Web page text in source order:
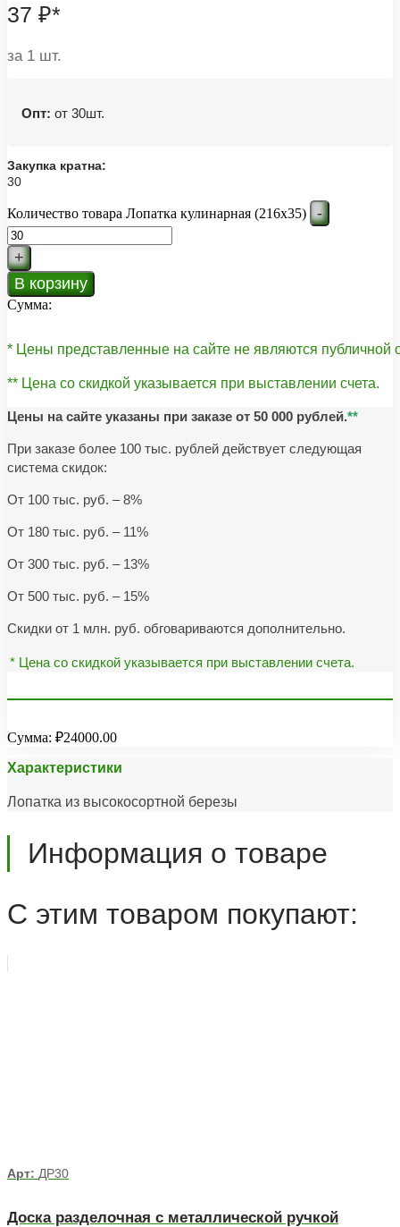
37 ₽*
за 1 шт.
Опт: от 30шт.
Закупка кратна:
30
Количество товара Лопатка кулинарная (216х35) -
+
В корзину
Сумма:
* Цены представленные на сайте не являются публичной
** Цена со скидкой указывается при выставлении счета.
Цены на сайте указаны при заказе от 50 000 рублей.**
При заказе более 100 тыс. рублей действует следующая
система скидок:
От 100 тыс. руб. – 8%
От 180 тыс. руб. – 11%
От 300 тыс. руб. – 13%
От 500 тыс. руб. – 15%
Скидки от 1 млн. руб. обговариваются дополнительно.
* Цена со скидкой указывается при выставлении счета.
Сумма: ₽24000.00
Характеристики
Лопатка из высокосортной березы
Информация о товаре
С этим товаром покупают:
Арт: ДР30
Доска разделочная с металлической ручкой